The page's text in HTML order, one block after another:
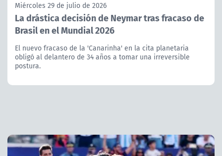
Miércoles 29 de julio de 2026
La drástica decisión de Neymar tras fracaso de
Brasil en el Mundial 2026
El nuevo fracaso de la 'Canarinha' en la cita planetaria
obligó al delantero de 34 años a tomar una irreversible
postura.